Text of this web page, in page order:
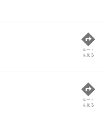
ルート
を見る
ルート
を見る